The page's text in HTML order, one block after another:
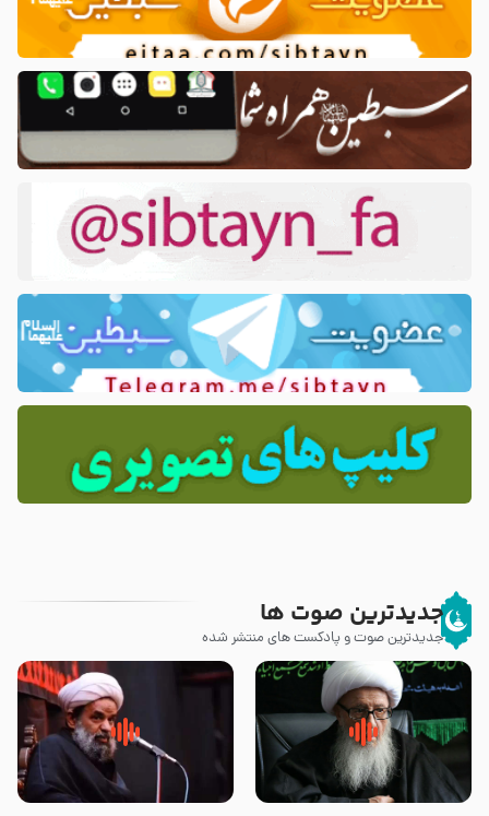
جدیدترین صوت ها
جدیدترین صوت و پادکست های منتشر شده
زوّار اربعین امام حسین (علیه
السلام) با این اشتیاق به زیارت
روضه جانسوز پاره های جگر امام
حسن مجتبی علیه السلام-حجت